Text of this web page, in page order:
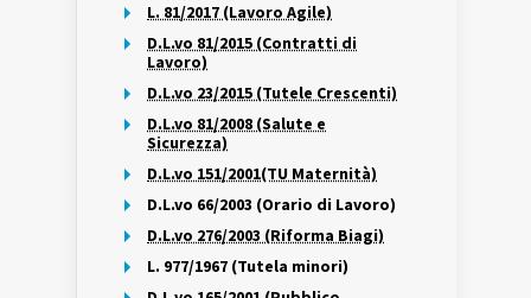
L. 81/2017 (Lavoro Agile)
D.L.vo 81/2015 (Contratti di
Lavoro)
D.L.vo 23/2015 (Tutele Crescenti)
D.L.vo 81/2008 (Salute e
Sicurezza)
D.L.vo 151/2001(TU Maternità)
D.L.vo 66/2003 (Orario di Lavoro)
D.L.vo 276/2003 (Riforma Biagi)
L. 977/1967 (Tutela minori)